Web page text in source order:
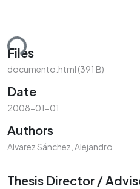
Files
documento.html (391 B)
Date
2008-01-01
Authors
Alvarez Sánchez, Alejandro
Thesis Director /